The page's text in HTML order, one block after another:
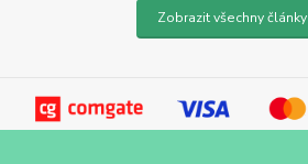
Zobrazit všechny články